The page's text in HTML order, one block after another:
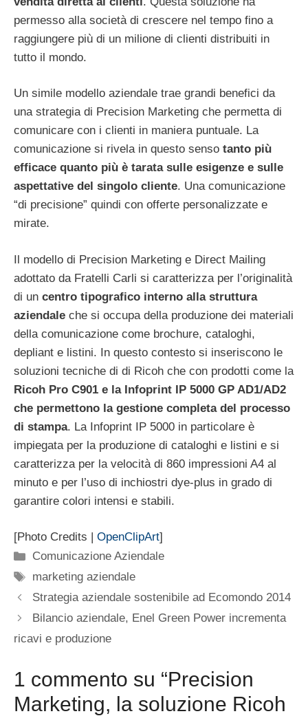
permesso alla società di crescere nel tempo fino a
raggiungere più di un milione di clienti distribuiti in
tutto il mondo.
Un simile modello aziendale trae grandi benefici da
una strategia di Precision Marketing che permetta di
comunicare con i clienti in maniera puntuale. La
comunicazione si rivela in questo senso tanto più
efficace quanto più è tarata sulle esigenze e sulle
aspettative del singolo cliente. Una comunicazione
“di precisione” quindi con offerte personalizzate e
mirate.
Il modello di Precision Marketing e Direct Mailing
adottato da Fratelli Carli si caratterizza per l’originalità
di un centro tipografico interno alla struttura
aziendale che si occupa della produzione dei materiali
della comunicazione come brochure, cataloghi,
depliant e listini. In questo contesto si inseriscono le
soluzioni tecniche di di Ricoh che con prodotti come la
Ricoh Pro C901 e la Infoprint IP 5000 GP AD1/AD2
che permettono la gestione completa del processo
di stampa. La Infoprint IP 5000 in particolare è
impiegata per la produzione di cataloghi e listini e si
caratterizza per la velocità di 860 impressioni A4 al
minuto e per l’uso di inchiostri dye-plus in grado di
garantire colori intensi e stabili.
[Photo Credits | OpenClipArt]
Categorie
Comunicazione Aziendale
Tag
marketing aziendale
Strategia aziendale sostenibile ad Ecomondo 2014
Bilancio aziendale, Enel Green Power incrementa
ricavi e produzione
1 commento su “Precision
Marketing, la soluzione Ricoh